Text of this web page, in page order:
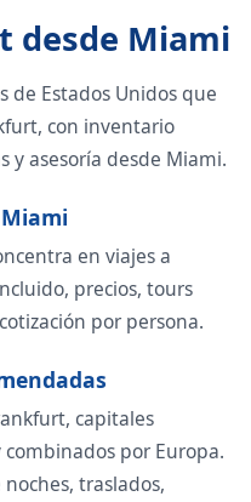
desde Miami
de Estados Unidos que
con inventario
y asesoría desde Miami.
en viajes a
precios, tours
por persona.
capitales
por Europa.
traslados,